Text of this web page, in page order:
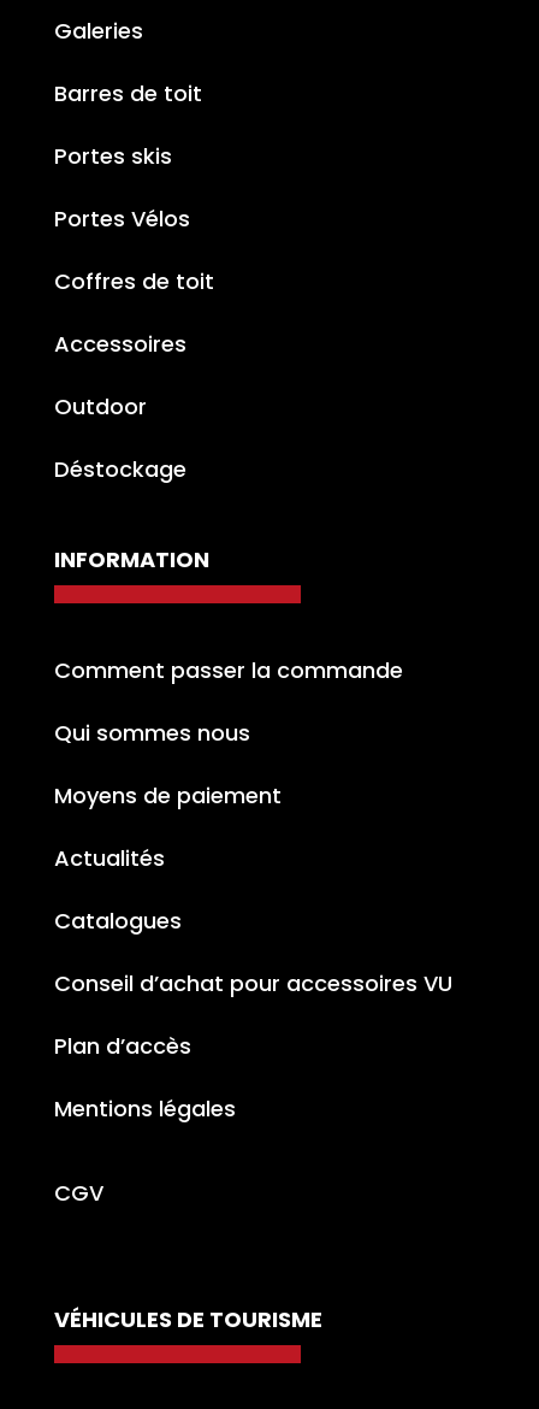
Galeries
Barres de toit
Portes skis
Portes Vélos
Coffres de toit
Accessoires
Outdoor
Déstockage
INFORMATION
Comment passer la commande
Qui sommes nous
Moyens de paiement
Actualités
Catalogues
Conseil d’achat pour accessoires VU
Plan d’accès
Mentions légales
CGV
VÉHICULES DE TOURISME